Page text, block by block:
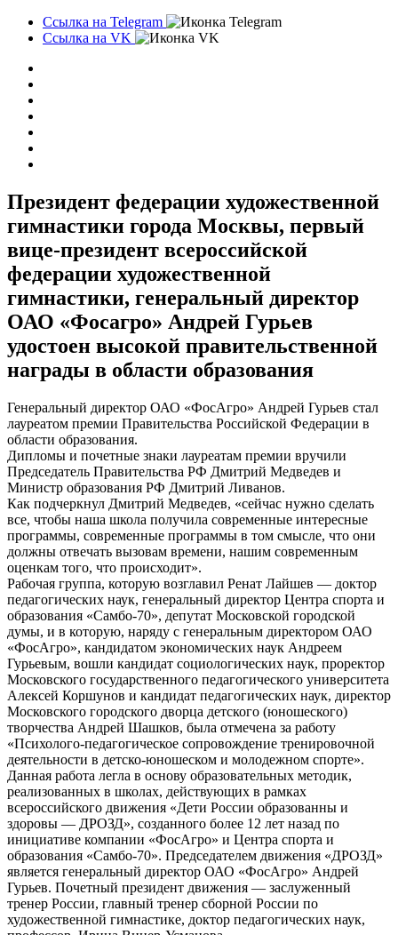
Ссылка на Telegram
Ссылка на VK
Президент федерации художественной
гимнастики города Москвы, первый
вице-президент всероссийской
федерации художественной
гимнастики, генеральный директор
ОАО «Фосагро» Андрей Гурьев
удостоен высокой правительственной
награды в области образования
Генеральный директор ОАО «ФосАгро» Андрей Гурьев стал
лауреатом премии Правительства Российской Федерации в
области образования.
Дипломы и почетные знаки лауреатам премии вручили
Председатель Правительства РФ Дмитрий Медведев и
Министр образования РФ Дмитрий Ливанов.
Как подчеркнул Дмитрий Медведев, «сейчас нужно сделать
все, чтобы наша школа получила современные интересные
программы, современные программы в том смысле, что они
должны отвечать вызовам времени, нашим современным
оценкам того, что происходит».
Рабочая группа, которую возглавил Ренат Лайшев — доктор
педагогических наук, генеральный директор Центра спорта и
образования «Самбо-70», депутат Московской городской
думы, и в которую, наряду с генеральным директором ОАО
«ФосАгро», кандидатом экономических наук Андреем
Гурьевым, вошли кандидат социологических наук, проректор
Московского государственного педагогического университета
Алексей Коршунов и кандидат педагогических наук, директор
Московского городского дворца детского (юношеского)
творчества Андрей Шашков, была отмечена за работу
«Психолого-педагогическое сопровождение тренировочной
деятельности в детско-юношеском и молодежном спорте».
Данная работа легла в основу образовательных методик,
реализованных в школах, действующих в рамках
всероссийского движения «Дети России образованны и
здоровы — ДРОЗД», созданного более 12 лет назад по
инициативе компании «ФосАгро» и Центра спорта и
образования «Самбо-70». Председателем движения «ДРОЗД»
является генеральный директор ОАО «ФосАгро» Андрей
Гурьев. Почетный президент движения — заслуженный
тренер России, главный тренер сборной России по
художественной гимнастике, доктор педагогических наук,